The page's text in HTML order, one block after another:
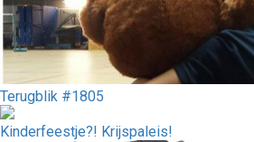
Terugblik #1805
Kinderfeestje?! Krijspaleis!